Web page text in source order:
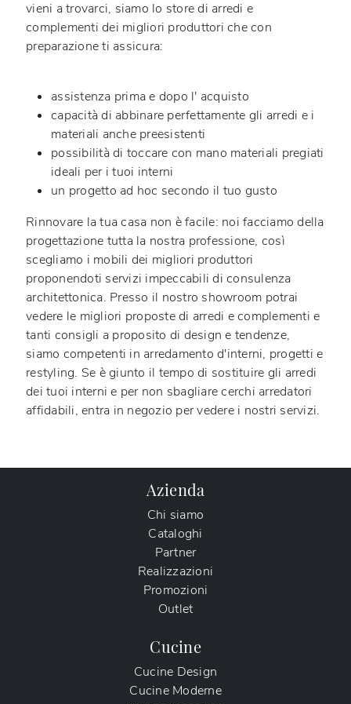
vieni a trovarci, siamo lo store di arredi e
complementi dei migliori produttori che con
preparazione ti assicura:
assistenza prima e dopo l' acquisto
capacità di abbinare perfettamente gli arredi e i
materiali anche preesistenti
possibilità di toccare con mano materiali pregiati
ideali per i tuoi interni
un progetto ad hoc secondo il tuo gusto
Rinnovare la tua casa non è facile: noi facciamo della
progettazione tutta la nostra professione, così
scegliamo i mobili dei migliori produttori
proponendoti servizi impeccabili di consulenza
architettonica. Presso il nostro showroom potrai
vedere le migliori proposte di arredi e complementi e
tanti consigli a proposito di design e tendenze,
siamo competenti in arredamento d'interni, progetti e
restyling. Se è giunto il tempo di sostituire gli arredi
dei tuoi interni e per non sbagliare cerchi arredatori
affidabili, entra in negozio per vedere i nostri servizi.
Azienda
Chi siamo
Cataloghi
Partner
Realizzazioni
Promozioni
Outlet
Cucine
Cucine Design
Cucine Moderne